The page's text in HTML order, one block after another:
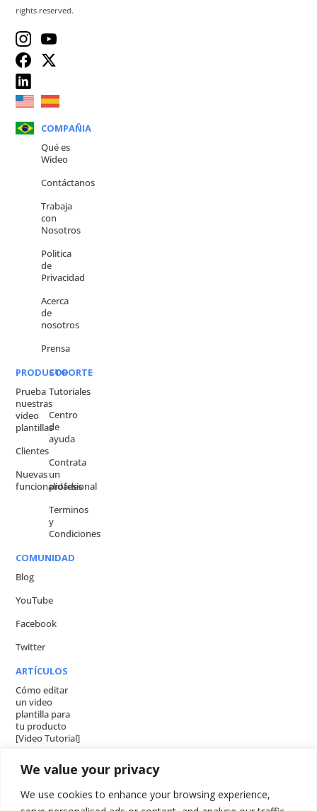
We value your privacy
We use cookies to enhance your browsing experience,
rights reserved.
COMPAÑIA
Qué es
Wideo
Contáctanos
Trabaja
con
Nosotros
Politica
de
Privacidad
Acerca
de
nosotros
Prensa
PRODUCTO
Prueba
nuestras
video
plantillas
Clientes
Nuevas
funcionalidades
SOPORTE
Tutoriales
Centro
de
ayuda
Contrata
un
profesional
Terminos
y
Condiciones
COMUNIDAD
Blog
YouTube
Facebook
Twitter
ARTÍCULOS
Cómo editar
un video
plantilla para
tu producto
[Video Tutorial]
5 ventajas de
usar un video
tu sitio web